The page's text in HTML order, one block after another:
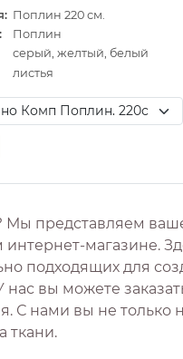
Поплин 220 см.
Поплин
серый, желтый, белый
листья
Мы представляем
магазине.
подходящих для
вы можете
С нами вы не
ткани.